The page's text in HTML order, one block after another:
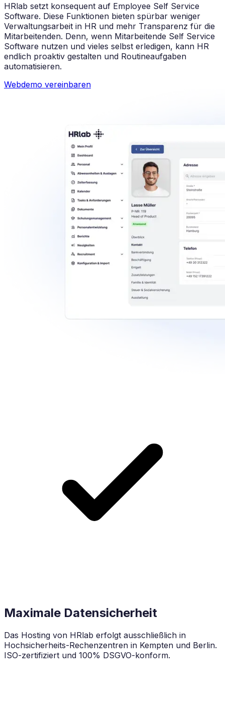
HRlab setzt konsequent auf Employee Self Service
Software. Diese Funktionen bieten spürbar weniger
Verwaltungsarbeit in HR und mehr Transparenz für die
Mitarbeitenden. Denn, wenn Mitarbeitende Self Service
Software nutzen und vieles selbst erledigen, kann HR
endlich proaktiv gestalten und Routineaufgaben
automatisieren.
Webdemo vereinbaren
Maximale Datensicherheit
Das Hosting von HRlab erfolgt ausschließlich in
Hochsicherheits-Rechenzentren in Kempten und Berlin.
ISO-zertifiziert und 100% DSGVO-konform.